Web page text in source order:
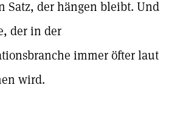
Satz, der hängen bleibt. Und
der in der
immer öfter laut
wird.